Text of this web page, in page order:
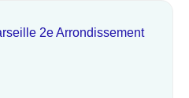
2e Arrondissement